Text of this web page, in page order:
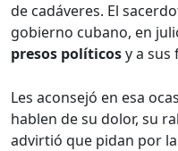
de cadáveres. El
gobierno cubano, en
presos políticosy a sus
Les aconsejó en esa
hablen de su dolor, su
advirtió que pidan por